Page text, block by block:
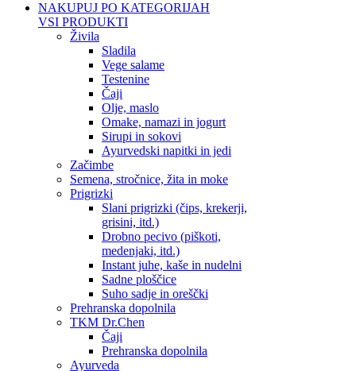
NAKUPUJ PO KATEGORIJAH
VSI PRODUKTI
Živila
Sladila
Vege salame
Testenine
Čaji
Olje, maslo
Omake, namazi in jogurt
Sirupi in sokovi
Ayurvedski napitki in jedi
Začimbe
Semena, stročnice, žita in moke
Prigrizki
Slani prigrizki (čips, krekerji,
grisini, itd.)
Drobno pecivo (piškoti,
medenjaki, itd.)
Instant juhe, kaše in nudelni
Sadne ploščice
Suho sadje in oreščki
Prehranska dopolnila
TKM Dr.Chen
Čaji
Prehranska dopolnila
Ayurveda